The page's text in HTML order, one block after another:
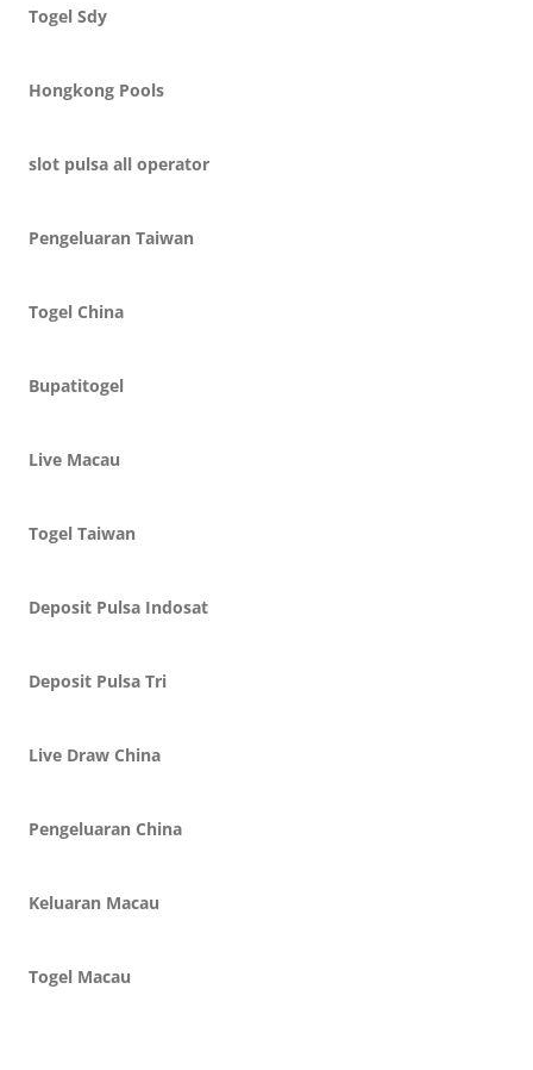
Togel Sdy
Hongkong Pools
slot pulsa all operator
Pengeluaran Taiwan
Togel China
Bupatitogel
Live Macau
Togel Taiwan
Deposit Pulsa Indosat
Deposit Pulsa Tri
Live Draw China
Pengeluaran China
Keluaran Macau
Togel Macau